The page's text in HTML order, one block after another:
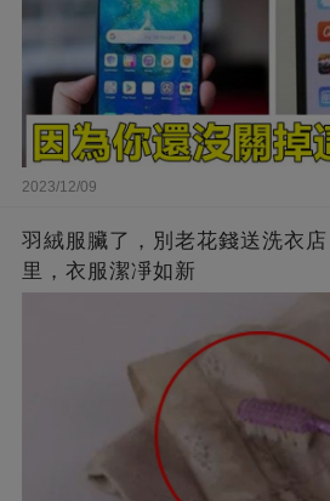
2023/12/09
羽絨服臟了，別老花錢送洗衣
里，衣服潔凈如新